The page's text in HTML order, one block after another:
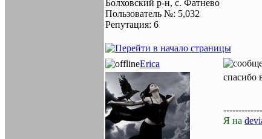
Болховский р-н, с. Фатнево
Пользователь №: 5,032
Репутация: 6
Erica
спасибо
Я на